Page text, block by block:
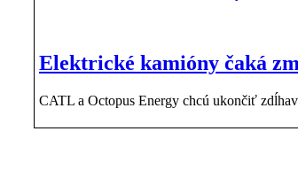
Elektrické kamióny čaká
CATL a Octopus Energy chcú ukončiť